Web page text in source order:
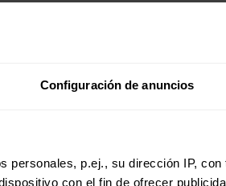
Configuración de anuncios
personales, p.ej., su dirección IP,
con el fin de ofrecer
del 13,31% en su factura anual con
precios para este próximo trimestre.
en la fórmula de cálculo para impedir una
precios del gas natural sobre los
TUR1, de unos 103,72 euros/año para